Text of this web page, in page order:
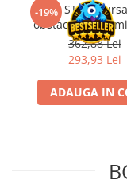
Magic The Gathering
One Piece Card Game
Colectii Oficiale
Final Fantasy
-19%Kit STEM
obstacole
Fischertechnik
362,88 Lei
293,93 Lei
ADAUGA IN